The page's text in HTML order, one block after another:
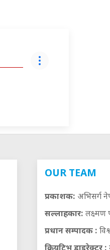
OUR TEAM
प्रकाशक: अभिसर्ग
सल्लाहकार: लक्ष्मण
प्रधान सम्पादक :